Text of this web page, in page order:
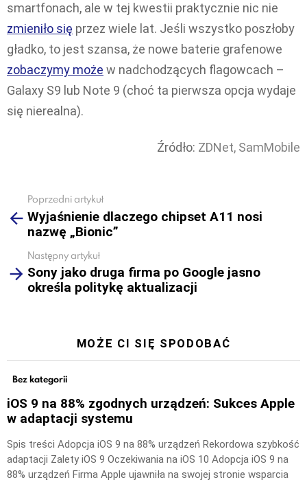
smartfonach, ale w tej kwestii praktycznie nic nie
zmieniło się przez wiele lat. Jeśli wszystko poszłoby
gładko, to jest szansa, że nowe baterie grafenowe
zobaczymy może w nadchodzących flagowcach –
Galaxy S9 lub Note 9 (choć ta pierwsza opcja wydaje
się nierealna).
Źródło: ZDNet, SamMobile
more
Poprzedni artykuł
Wyjaśnienie dlaczego chipset A11 nosi
nazwę „Bionic”
Następny artykuł
Sony jako druga firma po Google jasno
określa politykę aktualizacji
MOŻE CI SIĘ SPODOBAĆ
Bez kategorii
iOS 9 na 88% zgodnych urządzeń: Sukces Apple
w adaptacji systemu
Spis treści Adopcja iOS 9 na 88% urządzeń Rekordowa szybkość
adaptacji Zalety iOS 9 Oczekiwania na iOS 10 Adopcja iOS 9 na
88% urządzeń Firma Apple ujawniła na swojej stronie wsparcia